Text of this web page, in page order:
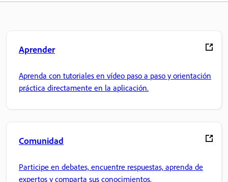
Aprender
Aprenda con tutoriales en vídeo paso a paso y orientación
práctica directamente en la aplicación.
Comunidad
Participe en debates, encuentre respuestas, aprenda de
expertos y comparta sus conocimientos.